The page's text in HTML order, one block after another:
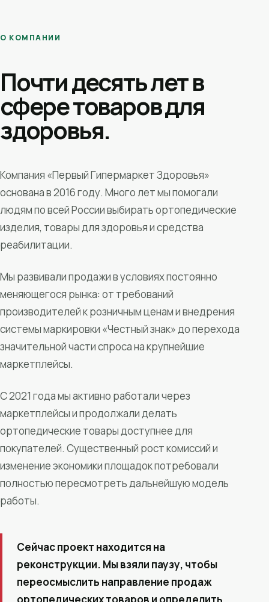
О КОМПАНИИ
Почти десять лет в
сфере товаров для
здоровья.
Компания «Первый Гипермаркет Здоровья»
основана в 2016 году. Много лет мы помогали
людям по всей России выбирать ортопедические
изделия, товары для здоровья и средства
реабилитации.
Мы развивали продажи в условиях постоянно
меняющегося рынка: от требований
производителей к розничным ценам и внедрения
системы маркировки «Честный знак» до перехода
значительной части спроса на крупнейшие
маркетплейсы.
С 2021 года мы активно работали через
маркетплейсы и продолжали делать
ортопедические товары доступнее для
покупателей. Существенный рост комиссий и
изменение экономики площадок потребовали
полностью пересмотреть дальнейшую модель
работы.
Сейчас проект находится на
реконструкции. Мы взяли паузу, чтобы
переосмыслить направление продаж